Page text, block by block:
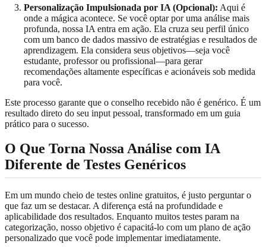
Personalização Impulsionada por IA (Opcional): Aqui é
onde a mágica acontece. Se você optar por uma análise mais
profunda, nossa IA entra em ação. Ela cruza seu perfil único
com um banco de dados massivo de estratégias e resultados de
aprendizagem. Ela considera seus objetivos—seja você
estudante, professor ou profissional—para gerar
recomendações altamente específicas e acionáveis sob medida
para você.
Este processo garante que o conselho recebido não é genérico. É um
resultado direto do seu input pessoal, transformado em um guia
prático para o sucesso.
O Que Torna Nossa Análise com IA
Diferente de Testes Genéricos
Em um mundo cheio de testes online gratuitos, é justo perguntar o
que faz um se destacar. A diferença está na profundidade e
aplicabilidade dos resultados. Enquanto muitos testes param na
categorização, nosso objetivo é capacitá-lo com um plano de ação
personalizado que você pode implementar imediatamente.